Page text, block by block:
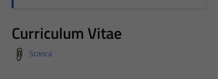
Curriculum Vitae
Scarica